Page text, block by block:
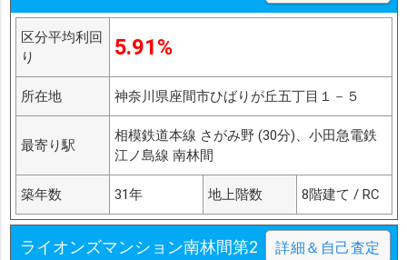
区分平均利回
り
5.91%
所在地 神奈川県座間市ひばりが丘五丁目１－５
最寄り駅
相模鉄道本線 さがみ野 (30分)、小田急電鉄
江ノ島線 南林間
築年数 31年 地上階数 8階建て / RC
ライオンズマンション南林間第2 詳細＆自己査定